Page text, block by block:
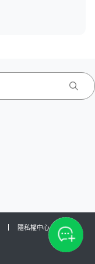
隱私權中心